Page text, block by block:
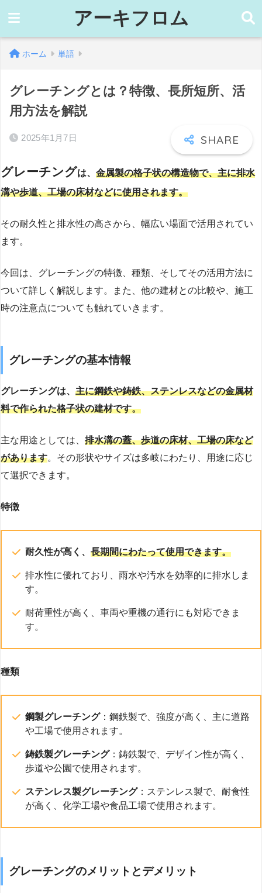
アーキフロム
ホーム 単語
グレーチングとは？特徴、長所短所、活
用方法を解説
2025年1月7日
グレーチングは、 金属製の格子状の構造物で、主に排水
溝や歩道、工場の床材などに使用されます。
その耐久性と排水性の高さから、幅広い場面で活用されてい
ます。
今回は、グレーチングの特徴、種類、そしてその活用方法に
ついて詳しく解説します。また、他の建材との比較や、施工
時の注意点についても触れていきます。
グレーチングの基本情報
グレーチングは、 主に鋼鉄や鋳鉄、ステンレスなどの金属材
料で作られた格子状の建材です。
主な用途としては、 排水溝の蓋、歩道の床材、工場の床など
があります。その形状やサイズは多岐にわたり、用途に応じ
て選択できます。
特徴
耐久性が高く、 長期間にわたって使用できます。
排水性に優れており、雨水や汚水を効率的に排水しま
す。
耐荷重性が高く、車両や重機の通行にも対応できま
す。
種類
鋼製グレーチング：鋼鉄製で、強度が高く、主に道路
や工場で使用されます。
鋳鉄製グレーチング：鋳鉄製で、デザイン性が高く、
歩道や公園で使用されます。
ステンレス製グレーチング：ステンレス製で、耐食性
が高く、化学工場や食品工場で使用されます。
グレーチングのメリットとデメリット